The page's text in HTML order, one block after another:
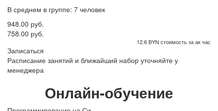
В среднем в группе: 7 человек
948.00 руб.
758.00 руб.
12.6 BYN стоимость за ак час
Записаться
Расписание занятий и ближайший набор уточняйте у
менеджера
Онлайн-обучение